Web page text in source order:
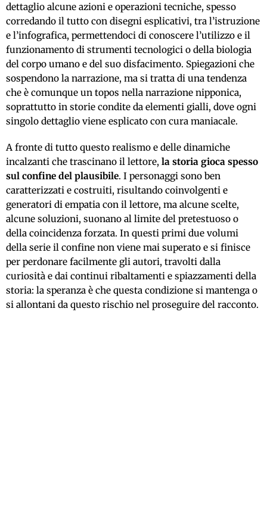
dettaglio alcune azioni e operazioni tecniche, spesso
corredando il tutto con disegni esplicativi, tra l’istruzione
e l’infografica, permettendoci di conoscere l’utilizzo e il
funzionamento di strumenti tecnologici o della biologia
del corpo umano e del suo disfacimento. Spiegazioni che
sospendono la narrazione, ma si tratta di una tendenza
che è comunque un topos nella narrazione nipponica,
soprattutto in storie condite da elementi gialli, dove ogni
singolo dettaglio viene esplicato con cura maniacale.
A fronte di tutto questo realismo e delle dinamiche
incalzanti che trascinano il lettore, la storia gioca spesso
sul confine del plausibile. I personaggi sono ben
caratterizzati e costruiti, risultando coinvolgenti e
generatori di empatia con il lettore, ma alcune scelte,
alcune soluzioni, suonano al limite del pretestuoso o
della coincidenza forzata. In questi primi due volumi
della serie il confine non viene mai superato e si finisce
per perdonare facilmente gli autori, travolti dalla
curiosità e dai continui ribaltamenti e spiazzamenti della
storia: la speranza è che questa condizione si mantenga o
si allontani da questo rischio nel proseguire del racconto.